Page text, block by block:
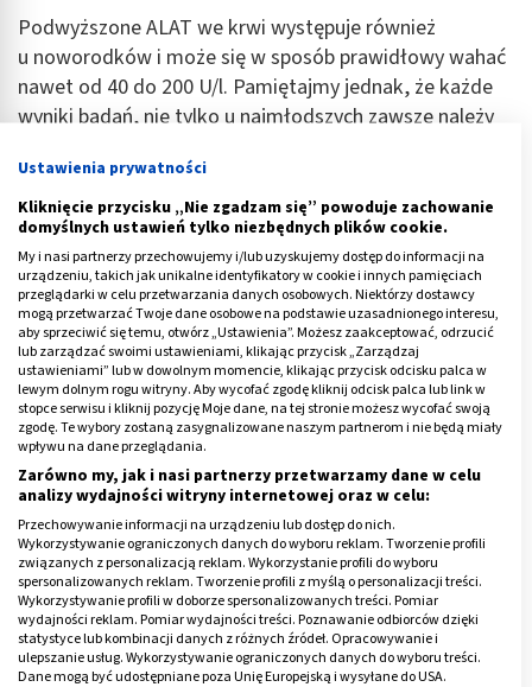
Podwyższone ALAT we krwi występuje również
u noworodków i może się w sposób prawidłowy wahać
nawet od 40 do 200 U/l. Pamiętajmy jednak, że każde
wyniki badań, nie tylko u najmłodszych zawsze należy
Badania ALAT i AST - porównanie i
interpretacja wyników
Dla określenia jakie choroby spowodowały uszkodzenie
Ustawienia prywatności
Kliknięcie przycisku „Nie zgadzam się” powoduje zachowanie
domyślnych ustawień tylko niezbędnych plików cookie.
My i nasi partnerzy przechowujemy i/lub uzyskujemy dostęp do informacji na
urządzeniu, takich jak unikalne identyfikatory w cookie i innych pamięciach
przeglądarki w celu przetwarzania danych osobowych. Niektórzy dostawcy
mogą przetwarzać Twoje dane osobowe na podstawie uzasadnionego interesu,
aby sprzeciwić się temu, otwórz „Ustawienia”. Możesz zaakceptować, odrzucić
lub zarządzać swoimi ustawieniami, klikając przycisk „Zarządzaj
ustawieniami” lub w dowolnym momencie, klikając przycisk odcisku palca w
lewym dolnym rogu witryny. Aby wycofać zgodę kliknij odcisk palca lub link w
stopce serwisu i kliknij pozycję Moje dane, na tej stronie możesz wycofać swoją
zgodę. Te wybory zostaną zasygnalizowane naszym partnerom i nie będą miały
wpływu na dane przeglądania.
Zarówno my, jak i nasi partnerzy przetwarzamy dane w celu
analizy wydajności witryny internetowej oraz w celu:
Przechowywanie informacji na urządzeniu lub dostęp do nich.
Wykorzystywanie ograniczonych danych do wyboru reklam. Tworzenie profili
związanych z personalizacją reklam. Wykorzystanie profili do wyboru
spersonalizowanych reklam. Tworzenie profili z myślą o personalizacji treści.
Wykorzystywanie profili w doborze spersonalizowanych treści. Pomiar
wydajności reklam. Pomiar wydajności treści. Poznawanie odbiorców dzięki
statystyce lub kombinacji danych z różnych źródeł. Opracowywanie i
ulepszanie usług. Wykorzystywanie ograniczonych danych do wyboru treści.
Dane mogą być udostępniane poza Unię Europejską i wysyłane do USA.